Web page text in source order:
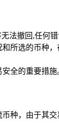
法撤回,任何错
所选的币种
全的重要措施
种，由于其